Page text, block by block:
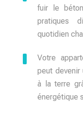
fuir le
pratiques
quotidien
Votre
peut devenir
à la terre
énergétique